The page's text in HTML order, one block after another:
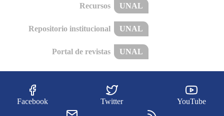
Recursos UNAL
Repositorio institucional UNAL
Portal de revistas UNAL
Facebook Twitter YouTube